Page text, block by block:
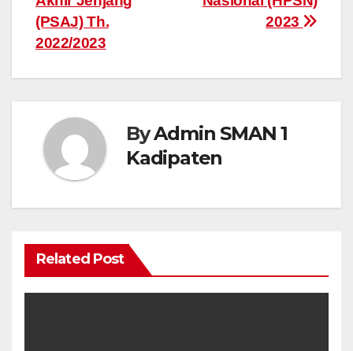
2023
(PSAJ) Th.
2022/2023
ByAdmin SMAN 1
Kadipaten
Related Post